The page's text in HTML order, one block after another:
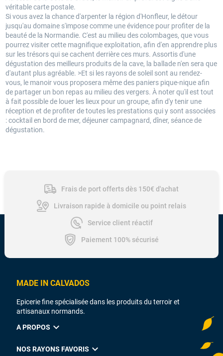
véritable carte postale.
Si vous avez la chance d'arpenter la région d'Honfleur, le détour
jusqu'au domaine s'impose comme une évidence pour profiter de la
beauté de la Normandie. C'est au milieu des colombages, que vous
pourrez visiter cette magnifique exploitation, afin d'en apprendre plus
sur les trésors qui se cachent derrière ces murs. Assortis d'une
dégustation des meilleurs produits de la cave, la ballade n'en sera que
d'autant plus agréable. >Et si les rayons de soleil sont au rendez-
vous, le manoir vous proposera même des paniers pique-nique afin
de partager un bon repas au milieu des vergers. À noter qu'il est tout
à fait possible de louer les lieux pour un groupe, afin d'y tenir une
réception et de profiter de toutes les prestations qui y sont associées
: cocktail en bord de mer, déjeuner campagnard, dîner, séance de
dégustation.
Frais de port offerts dès 150€ d'achat
Livraison rapide à domicile ou point relais
Service client réactif
Paiement 100% sécurisé
MADE IN CALVADOS
Epicerie fine spécialisée dans les produits du terroir et
artisanaux normands.
A PROPOS expand_more
NOS RAYONS FAVORIS expand_more